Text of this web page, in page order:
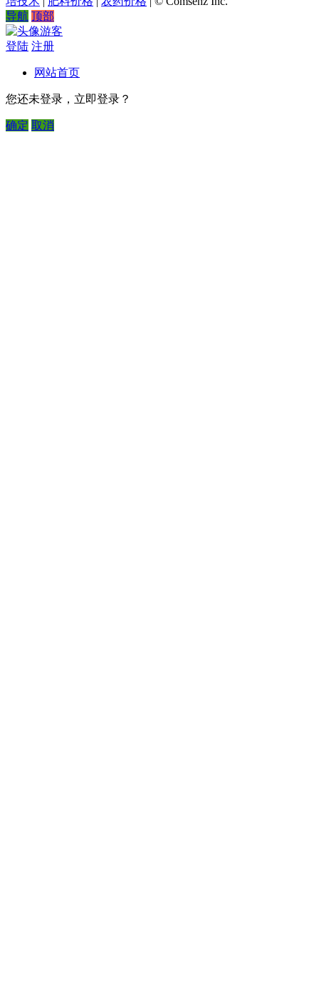
导航 顶部
游客
登陆 注册
网站首页
您还未登录，立即登录？
确定 取消